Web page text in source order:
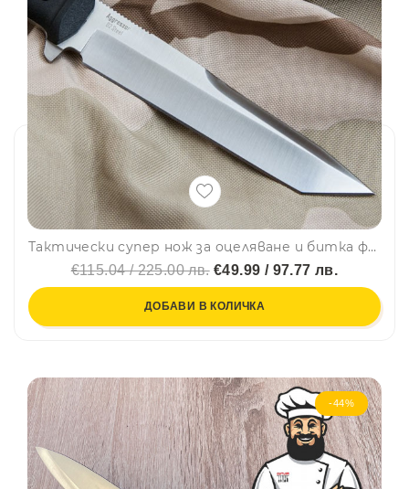
Тактически супер нож за оцеляване и битка фултанг Aggressor от серията Tactical Echelon с черна дръжка
€115.04 / 225.00 лв.€49.99 / 97.77 лв.
ДОБАВИ В КОЛИЧКА
-44%